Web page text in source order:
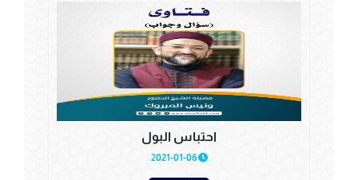
احتباس البول
2021-01-06